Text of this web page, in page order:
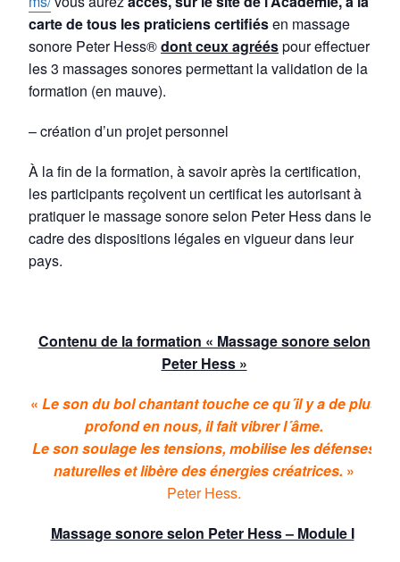
carte de tous les praticiens certifiésen massage
sonore Peter Hess®dont ceux agrééspour effectuer
les 3 massages sonores permettant la validation de la
formation (en mauve).
– création d’un projet personnel
À la fin de la formation, à savoir après la certification,
les participants reçoivent un certificat les autorisant à
pratiquer le massage sonore selon Peter Hess dans le
cadre des dispositions légales en vigueur dans leur
pays.
Contenu de la formation « Massage sonore selon
Peter Hess »
« Le son du bol chantant touche ce qu´il y a de plus
profond en nous, il fait vibrer l´âme.
Le son soulage les tensions, mobilise les défenses
naturelles et libère des énergies créatrices. »
Peter Hess.
Massage sonore selon Peter Hess – Module I